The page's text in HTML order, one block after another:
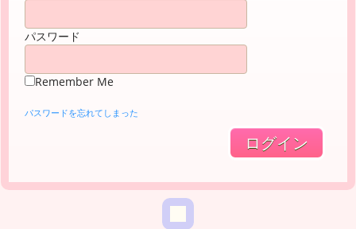
パスワード
Remember Me
パスワードを忘れてしまった